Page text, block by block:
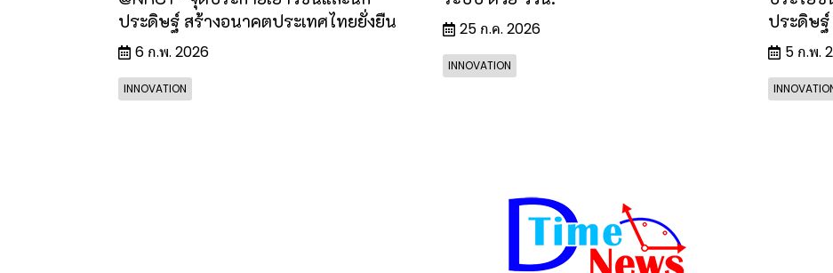
ประดิษฐ์ สร้างอนาคตประเทศไทยยั่งยืน
6 ก.พ. 2026
INNOVATION
25 ก.ค. 2026
INNOVATION
ประดิษฐ์
5 ก.พ.